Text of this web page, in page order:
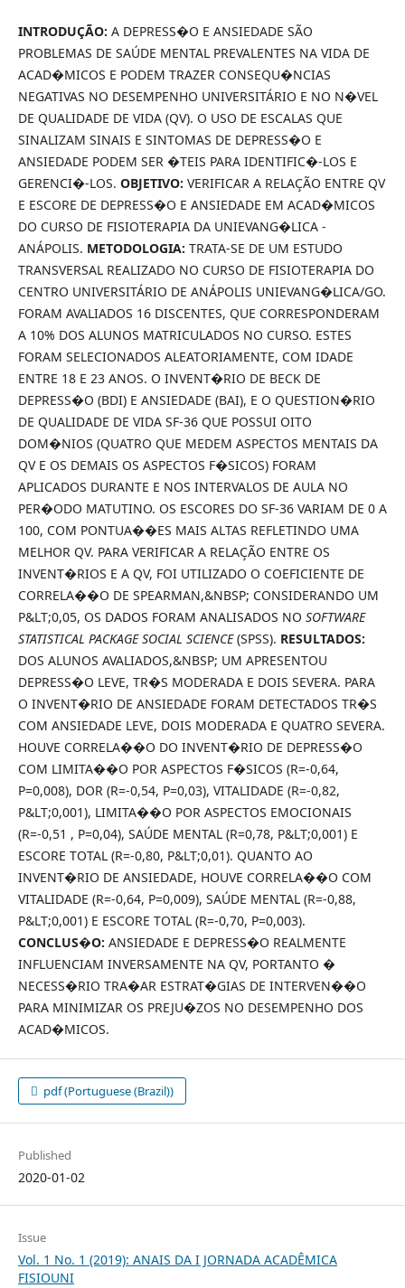
INTRODUÇÃO: A DEPRESS�O E ANSIEDADE SÃO
PROBLEMAS DE SAÚDE MENTAL PREVALENTES NA VIDA DE
ACAD�MICOS E PODEM TRAZER CONSEQU�NCIAS
NEGATIVAS NO DESEMPENHO UNIVERSITÁRIO E NO N�VEL
DE QUALIDADE DE VIDA (QV). O USO DE ESCALAS QUE
SINALIZAM SINAIS E SINTOMAS DE DEPRESS�O E
ANSIEDADE PODEM SER �TEIS PARA IDENTIFIC�-LOS E
GERENCI�-LOS. OBJETIVO: VERIFICAR A RELAÇÃO ENTRE QV
E ESCORE DE DEPRESS�O E ANSIEDADE EM ACAD�MICOS
DO CURSO DE FISIOTERAPIA DA UNIEVANG�LICA -
ANÁPOLIS. METODOLOGIA: TRATA-SE DE UM ESTUDO
TRANSVERSAL REALIZADO NO CURSO DE FISIOTERAPIA DO
CENTRO UNIVERSITÁRIO DE ANÁPOLIS UNIEVANG�LICA/GO.
FORAM AVALIADOS 16 DISCENTES, QUE CORRESPONDERAM
A 10% DOS ALUNOS MATRICULADOS NO CURSO. ESTES
FORAM SELECIONADOS ALEATORIAMENTE, COM IDADE
ENTRE 18 E 23 ANOS. O INVENT�RIO DE BECK DE
DEPRESS�O (BDI) E ANSIEDADE (BAI), E O QUESTION�RIO
DE QUALIDADE DE VIDA SF-36 QUE POSSUI OITO
DOM�NIOS (QUATRO QUE MEDEM ASPECTOS MENTAIS DA
QV E OS DEMAIS OS ASPECTOS F�SICOS) FORAM
APLICADOS DURANTE E NOS INTERVALOS DE AULA NO
PER�ODO MATUTINO. OS ESCORES DO SF-36 VARIAM DE 0 A
100, COM PONTUA��ES MAIS ALTAS REFLETINDO UMA
MELHOR QV. PARA VERIFICAR A RELAÇÃO ENTRE OS
INVENT�RIOS E A QV, FOI UTILIZADO O COEFICIENTE DE
CORRELA��O DE SPEARMAN,&NBSP; CONSIDERANDO UM
P&LT;0,05, OS DADOS FORAM ANALISADOS NO SOFTWARE
STATISTICAL PACKAGE SOCIAL SCIENCE(SPSS). RESULTADOS:
DOS ALUNOS AVALIADOS,&NBSP; UM APRESENTOU
DEPRESS�O LEVE, TR�S MODERADA E DOIS SEVERA. PARA
O INVENT�RIO DE ANSIEDADE FORAM DETECTADOS TR�S
COM ANSIEDADE LEVE, DOIS MODERADA E QUATRO SEVERA.
HOUVE CORRELA��O DO INVENT�RIO DE DEPRESS�O
COM LIMITA��O POR ASPECTOS F�SICOS (R=-0,64,
P=0,008), DOR (R=-0,54, P=0,03), VITALIDADE (R=-0,82,
P&LT;0,001), LIMITA��O POR ASPECTOS EMOCIONAIS
(R=-0,51 , P=0,04), SAÚDE MENTAL (R=0,78, P&LT;0,001) E
ESCORE TOTAL (R=-0,80, P&LT;0,01). QUANTO AO
INVENT�RIO DE ANSIEDADE, HOUVE CORRELA��O COM
VITALIDADE (R=-0,64, P=0,009), SAÚDE MENTAL (R=-0,88,
P&LT;0,001) E ESCORE TOTAL (R=-0,70, P=0,003).
CONCLUS�O: ANSIEDADE E DEPRESS�O REALMENTE
INFLUENCIAM INVERSAMENTE NA QV, PORTANTO �
NECESS�RIO TRA�AR ESTRAT�GIAS DE INTERVEN��O
PARA MINIMIZAR OS PREJU�ZOS NO DESEMPENHO DOS
ACAD�MICOS.
pdf (Portuguese (Brazil))
Published
2020-01-02
Issue
Vol. 1 No. 1 (2019): ANAIS DA I JORNADA ACADÊMICA
FISIOUNI